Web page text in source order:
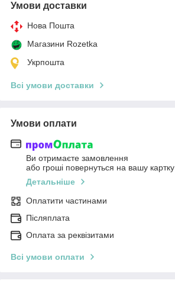
Умови доставки
Нова Пошта
Магазини Rozetka
Укрпошта
Всі умови доставки
Умови оплати
Ви отримаєте замовлення
або гроші повернуться на вашу картку
Детальніше
Оплатити частинами
Післяплата
Оплата за реквізитами
Всі умови оплати